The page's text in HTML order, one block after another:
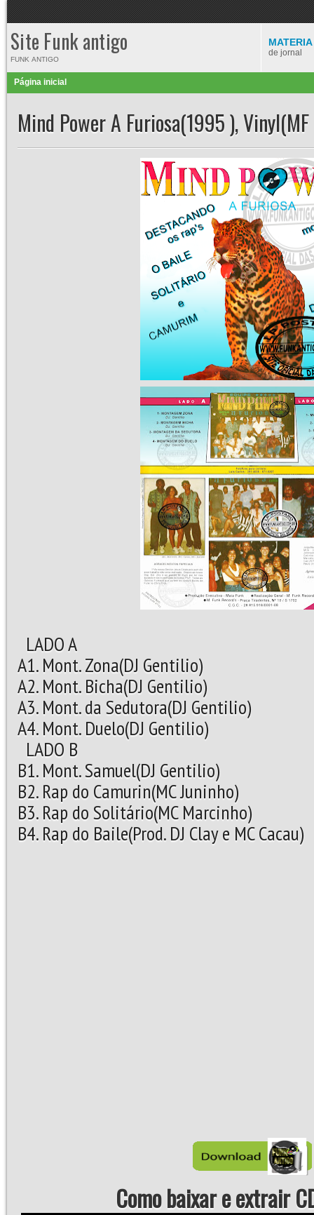
Site Funk antigo
FUNK ANTIGO
MATERIA
de jornal
Página inicial
Mind Power A Furiosa(1995 ),
LADO A
A1. Mont. Zona(DJ Gentilio)
A2. Mont. Bicha(DJ Gentilio)
A3. Mont. da Sedutora(DJ Gentilio)
A4. Mont. Duelo(DJ Gentilio)
LADO B
B1. Mont. Samuel(DJ Gentilio)
B2. Rap do Camurin(MC Juninho)
B3. Rap do Solitário(MC Marcinho)
B4. Rap do Baile(Prod. DJ Clay e MC Cacau)
Como baixar e extrair